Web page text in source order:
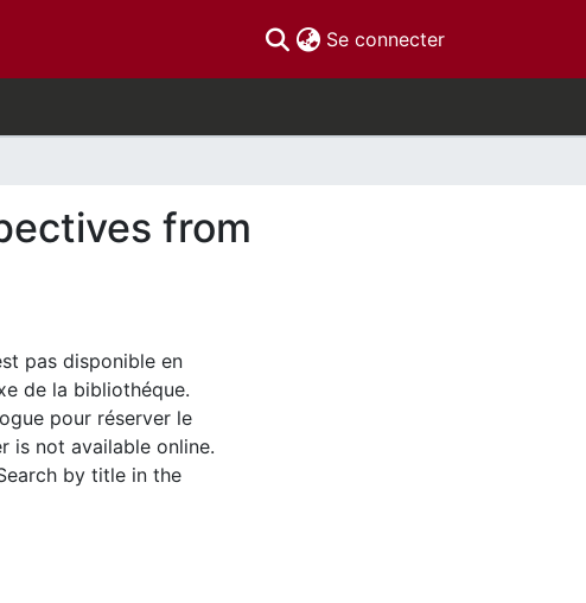
Se connecter(current)
from
pas disponible en
de la bibliothéque.
pour réserver le
is not available online.
by title in the